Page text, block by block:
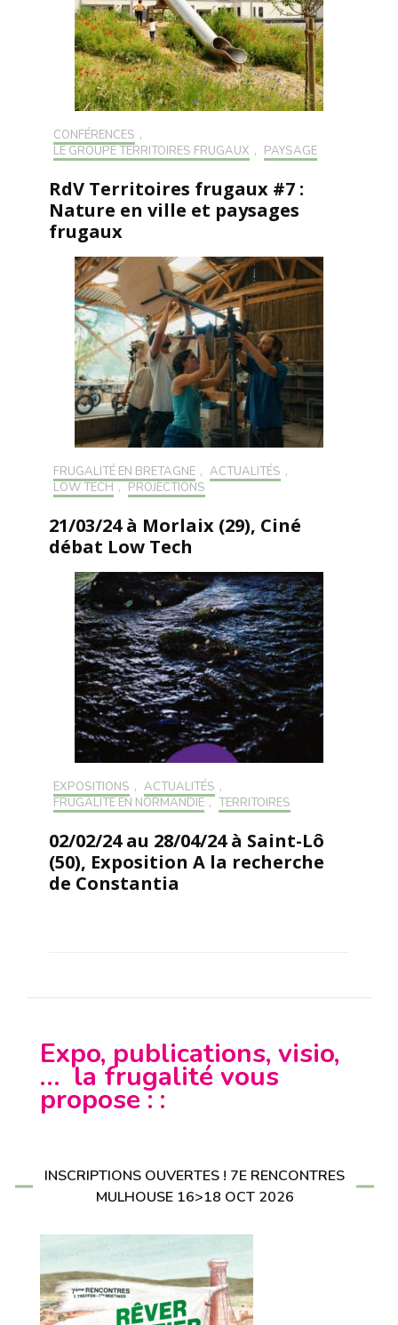
CONFÉRENCES ,
LE GROUPE TERRITOIRES FRUGAUX , PAYSAGE
RdV Territoires frugaux #7 :
Nature en ville et paysages
frugaux
FRUGALITÉ EN BRETAGNE , ACTUALITÉS ,
LOW TECH , PROJECTIONS
21/03/24 à Morlaix (29), Ciné
débat Low Tech
EXPOSITIONS , ACTUALITÉS ,
FRUGALITÉ EN NORMANDIE , TERRITOIRES
02/02/24 au 28/04/24 à Saint-Lô
(50), Exposition A la recherche
de Constantia
Expo, publications, visio,
… la frugalité vous
propose : :
INSCRIPTIONS OUVERTES ! 7E RENCONTRES
MULHOUSE 16>18 OCT 2026